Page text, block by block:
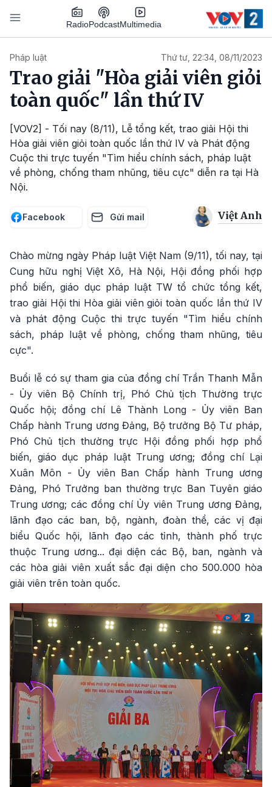
Nhảy đến nội dung
RadioPodcastMultimedia
Pháp luật Thứ tư, 22:34, 08/11/2023
Trao giải "Hòa giải viên giỏi
toàn quốc" lần thứ IV
[VOV2] - Tối nay (8/11), Lễ tổng kết, trao giải Hội thi
Hòa giải viên giỏi toàn quốc lần thứ IV và Phát động
Cuộc thi trực tuyến "Tìm hiểu chính sách, pháp luật
về phòng, chống tham nhũng, tiêu cực" diễn ra tại Hà
Nội.
Facebook Gửi mail Việt Anh
Chào mừng ngày Pháp luật Việt Nam (9/11), tối nay, tại
Cung hữu nghị Việt Xô, Hà Nội, Hội đồng phối hợp
phổ biến, giáo dục pháp luật TW tổ chức tổng kết,
trao giải Hội thi Hòa giải viên giỏi toàn quốc lần thứ IV
và phát động Cuộc thi trực tuyến "Tìm hiểu chính
sách, pháp luật về phòng, chống tham nhũng, tiêu
cực".
Buổi lễ có sự tham gia của đồng chí Trần Thanh Mẫn
- Ủy viên Bộ Chính trị, Phó Chủ tịch Thường trực
Quốc hội; đồng chí Lê Thành Long - Ủy viên Ban
Chấp hành Trung ương Đảng, Bộ trưởng Bộ Tư pháp,
Phó Chủ tịch thường trực Hội đồng phối hợp phổ
biến, giáo dục pháp luật Trung ương; đồng chí Lại
Xuân Môn - Ủy viên Ban Chấp hành Trung ương
Đảng, Phó Trưởng ban thường trực Ban Tuyên giáo
Trung ương; các đồng chí Ủy viên Trung ương Đảng,
lãnh đạo các ban, bộ, ngành, đoàn thể, các vị đại
biểu Quốc hội, lãnh đạo các tỉnh, thành phố trực
thuộc Trung ương... đại diện các Bộ, ban, ngành và
các hòa giải viên xuất sắc đại diện cho 500.000 hòa
giải viên trên toàn quốc.